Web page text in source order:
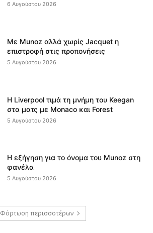
6 Αυγούστου 2026
Με Munoz αλλά χωρίς Jacquet η
επιστροφή στις προπονήσεις
5 Αυγούστου 2026
Η Liverpool τιμά τη μνήμη του Keegan
στα ματς με Monaco και Forest
5 Αυγούστου 2026
Η εξήγηση για το όνομα του Munoz στη
φανέλα
5 Αυγούστου 2026
Φόρτωση περισσοτέρων